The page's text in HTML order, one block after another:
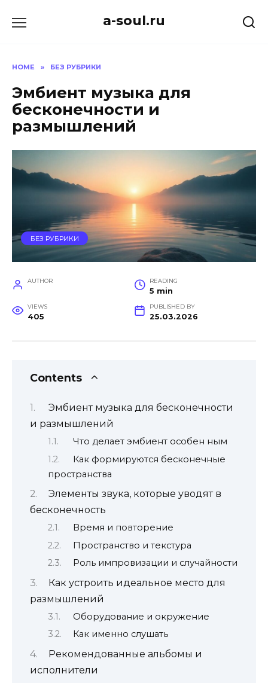
a-soul.ru
HOME » БЕЗ РУБРИКИ
Эмбиент музыка для
бесконечности и
размышлений
БЕЗ РУБРИКИ
AUTHOR READING
5 min
VIEWS
405
PUBLISHED BY
25.03.2026
Contents
Эмбиент музыка для бесконечности
и размышлений
Что делает эмбиент особен ным
Как формируются бесконечные
пространства
Элементы звука, которые уводят в
бесконечность
Время и повторение
Пространство и текстура
Роль импровизации и случайности
Как устроить идеальное место для
размышлений
Оборудование и окружение
Как именно слушать
Рекомендованные альбомы и
исполнители